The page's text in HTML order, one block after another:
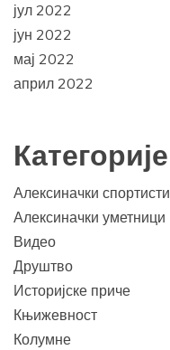
јул 2022
јун 2022
мај 2022
април 2022
Категорије
Алексиначки спортисти
Алексиначки уметници
Видео
Друштво
Историјске приче
Књижевност
Колумне